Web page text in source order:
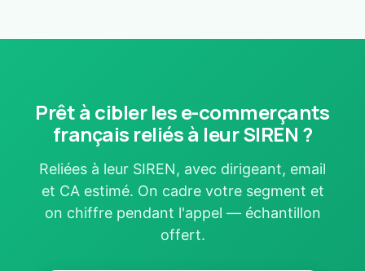
Prêt à cibler les e-commerçants
français reliés à leur SIREN ?
Reliées à leur SIREN, avec dirigeant, email
et CA estimé. On cadre votre segment et
on chiffre pendant l'appel — échantillon
offert.